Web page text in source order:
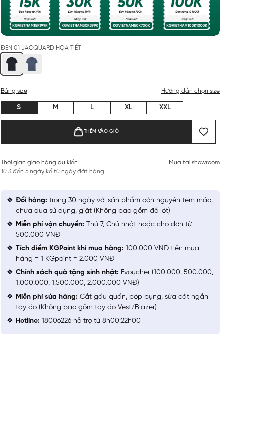
ĐEN 01 JACQUARD HỌA TIẾT
Bảng size Hướng dẫn chọn size
S M L XL XXL
THÊM VÀO GIỎ
Thời gian giao hàng dự kiến
Từ 3 đến 5 ngày kể từ ngày đặt hàng
Mua tại showroom
Đổi hàng: trong 30 ngày với sản phẩm còn nguyên tem mác,
chưa qua sử dụng, giặt (Không bao gồm đồ lót)
Miễn phí vận chuyển: Thứ 7, Chủ nhật hoặc cho đơn từ
500.000 VNĐ
Tích điểm KGPoint khi mua hàng: 100.000 VNĐ tiền mua
hàng = 1 KGpoint = 2.000 VNĐ
Chính sách quà tặng sinh nhật: Evoucher (100.000, 500.000,
1.000.000, 1.500.000, 2.000.000 VNĐ)
Miễn phí sửa hàng: Cắt gấu quần, bóp bụng, sửa cắt ngắn
tay áo (Không bao gồm tay áo Vest/Blazer)
Hotline: 18006226 hỗ trợ từ 8h00:22h00